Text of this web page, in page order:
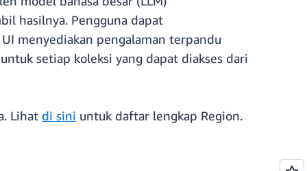
hasilnya. Pengguna dapat
menyediakan pengalaman terpandu
setiap koleksi yang dapat diakses dari
Lihat di sini untuk daftar lengkap Region.